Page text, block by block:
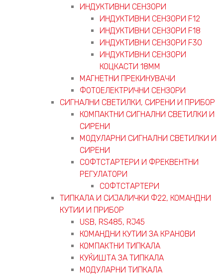
ИНДУКТИВНИ СЕНЗОРИ
ИНДУКТИВНИ СЕНЗОРИ F12
ИНДУКТИВНИ СЕНЗОРИ F18
ИНДУКТИВНИ СЕНЗОРИ F30
ИНДУКТИВНИ СЕНЗОРИ
КОЦКАСТИ 18ММ
МАГНЕТНИ ПРЕКИНУВАЧИ
ФОТОЕЛЕКТРИЧНИ СЕНЗОРИ
СИГНАЛНИ СВЕТИЛКИ, СИРЕНИ И ПРИБОР
КОМПАКТНИ СИГНАЛНИ СВЕТИЛКИ И
СИРЕНИ
МОДУЛАРНИ СИГНАЛНИ СВЕТИЛКИ И
СИРЕНИ
СОФТСТАРТЕРИ И ФРЕКВЕНТНИ
РЕГУЛАТОРИ
СОФТСТАРТЕРИ
ТИПКАЛА И СИЈАЛИЧКИ Ф22, КОМАНДНИ
КУТИИ И ПРИБОР
USB, RS485, RJ45
КОМАНДНИ КУТИИ ЗА КРАНОВИ
КОМПАКТНИ ТИПКАЛА
КУЌИШТА ЗА ТИПКАЛА
МОДУЛАРНИ ТИПКАЛА